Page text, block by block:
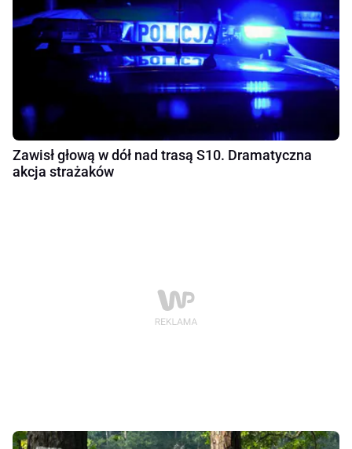
Zawisł głową w dół nad trasą S10. Dramatyczna
akcja strażaków